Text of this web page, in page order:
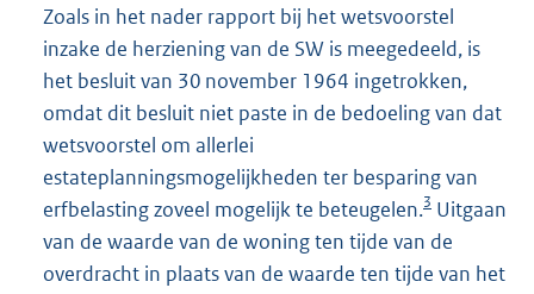
Zoals in het nader rapport bij het wetsvoorstel
inzake de herziening van de SW is meegedeeld, is
het besluit van 30 november 1964 ingetrokken,
omdat dit besluit niet paste in de bedoeling van dat
wetsvoorstel om allerlei
estateplanningsmogelijkheden ter besparing van
erfbelasting zoveel mogelijk te beteugelen.3 Uitgaan
van de waarde van de woning ten tijde van de
overdracht in plaats van de waarde ten tijde van het